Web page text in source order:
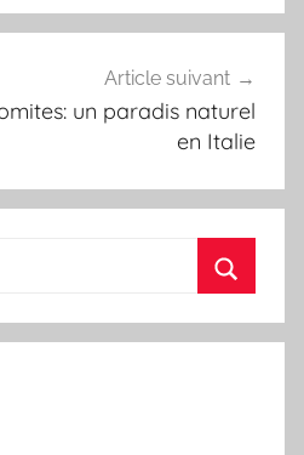
Article suivant
un paradis naturel
en Italie